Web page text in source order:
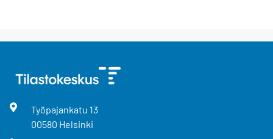
Työpajankatu 13
00580 Helsinki